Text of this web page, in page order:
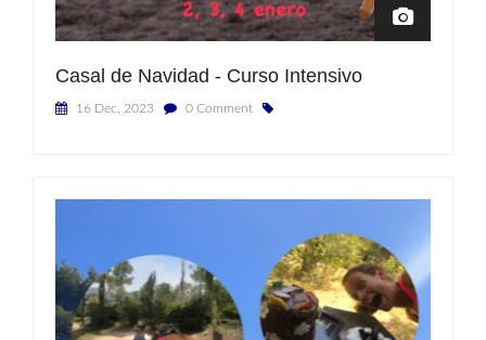
Casal de Navidad - Curso Intensivo
16 Dec, 2023 0 Comment